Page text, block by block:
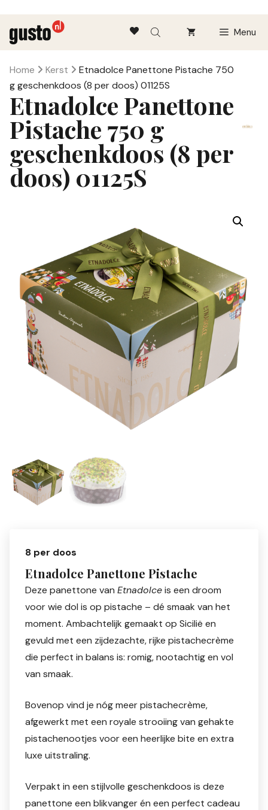
naar
de
inhoud
Menu
Home Kerst
Etnadolce Panettone Pistache 750
g geschenkdoos (8 per doos) 01125S
Etnadolce Panettone
Pistache 750 g
geschenkdoos (8 per
doos) 01125S
8 per doos
Etnadolce Panettone Pistache
Deze panettone van Etnadolceis een droom
voor wie dol is op pistache – dé smaak van het
moment. Ambachtelijk gemaakt op Sicilië en
gevuld met een zijdezachte, rijke pistachecrème
die perfect in balans is: romig, nootachtig en vol
van smaak.
Bovenop vind je nóg meer pistachecrème,
afgewerkt met een royale strooiing van gehakte
pistachenootjes voor een heerlijke bite en extra
luxe uitstraling.
Verpakt in een stijlvolle geschenkdoos is deze
panettone een blikvanger én een perfect cadeau